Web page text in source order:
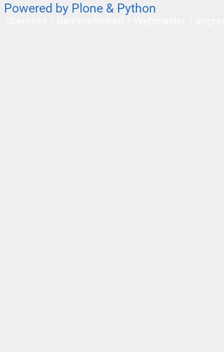
Powered by Plone & Python